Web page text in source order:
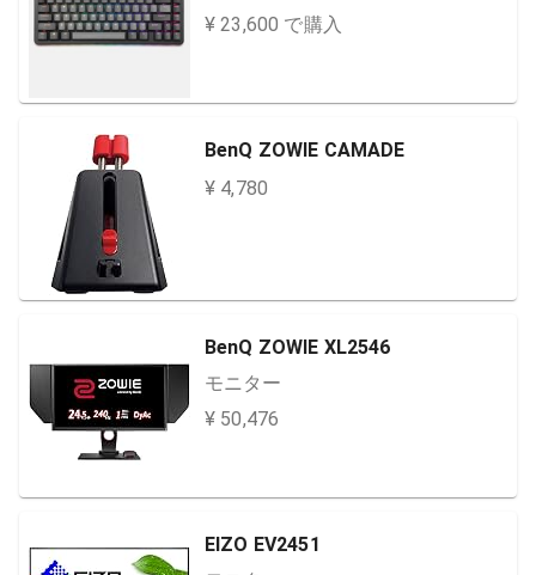
¥ 23,600 で購入
BenQ ZOWIE CAMADE
¥ 4,780
BenQ ZOWIE XL2546
モニター
¥ 50,476
EIZO EV2451